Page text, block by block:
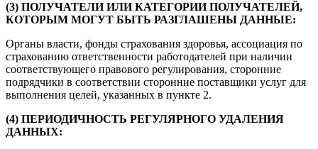
(3) ПОЛУЧАТЕЛИ ИЛИ КАТЕГОРИИ ПОЛУЧАТЕЛЕЙ,
КОТОРЫМ МОГУТ БЫТЬ РАЗГЛАШЕНЫ ДАННЫЕ:
Органы власти, фонды страхования здоровья, ассоциация по
страхованию ответственности работодателей при наличии
соответствующего правового регулирования, сторонние
подрядчики в соответствии сторонние поставщики услуг для
выполнения целей, указанных в пункте 2.
(4) ПЕРИОДИЧНОСТЬ РЕГУЛЯРНОГО УДАЛЕНИЯ
ДАННЫХ: